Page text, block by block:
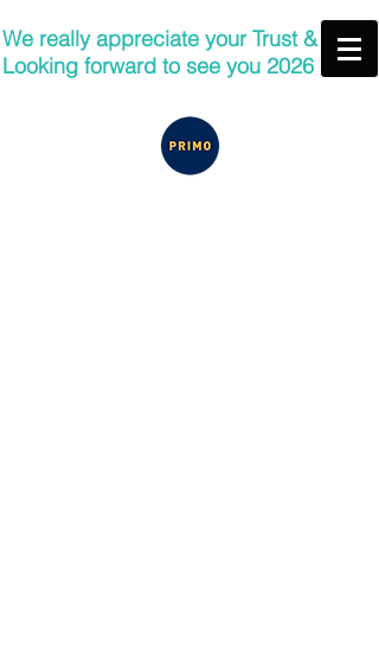
We really appreciate your Trust &
Looking forward to see you 2026